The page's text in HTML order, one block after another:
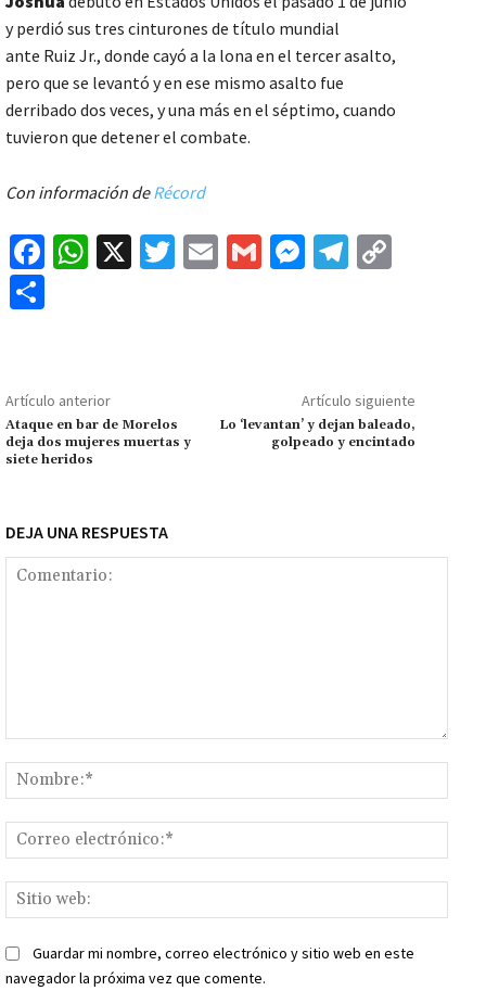
y perdió sus tres cinturones de título mundial
ante Ruiz Jr., donde cayó a la lona en el tercer asalto,
pero que se levantó y en ese mismo asalto fue
derribado dos veces, y una más en el séptimo, cuando
tuvieron que detener el combate.
Con información deRécord
Fa
o
k
W
p
p
X
T
E
G
M
ge
r
Te
m Li
n
k
p
ar
tir
Artículo anterior
Ataque en bar de Morelos
deja dos mujeres muertas y
siete heridos
Artículo siguiente
Lo ‘levantan’ y dejan baleado,
golpeado y encintado
DEJA UNA RESPUESTA
web:
Guardar mi nombre, correo electrónico y sitio web en este
navegador la próxima vez que comente.